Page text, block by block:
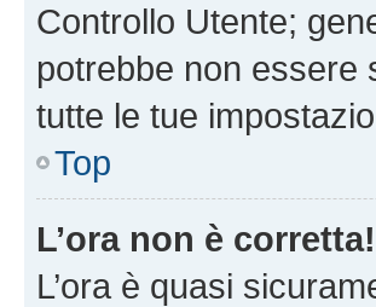
Controllo Utente;
potrebbe non essere
tutte le tue
Top
L’ora non è corretta!
L’ora è quasi